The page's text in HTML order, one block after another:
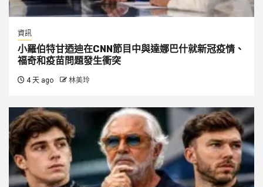
資訊
小羅伯特甘迺迪在CNN節目中與達娜巴什就新冠疫情、
福奇和疫苗問題發生衝突
4 天 ago 林美玲